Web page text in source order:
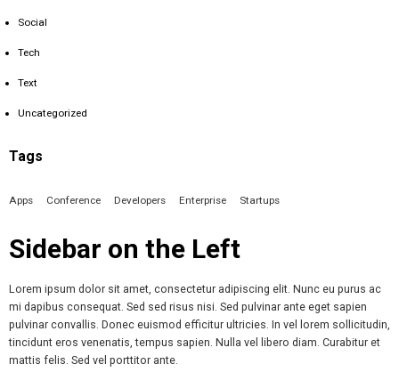
Social
Tech
Text
Uncategorized
Tags
Apps Conference Developers Enterprise Startups
Sidebar on the Left
Lorem ipsum dolor sit amet, consectetur adipiscing elit. Nunc eu purus ac
mi dapibus consequat. Sed sed risus nisi. Sed pulvinar ante eget sapien
pulvinar convallis. Donec euismod efficitur ultricies. In vel lorem sollicitudin,
tincidunt eros venenatis, tempus sapien. Nulla vel libero diam. Curabitur et
mattis felis. Sed vel porttitor ante.